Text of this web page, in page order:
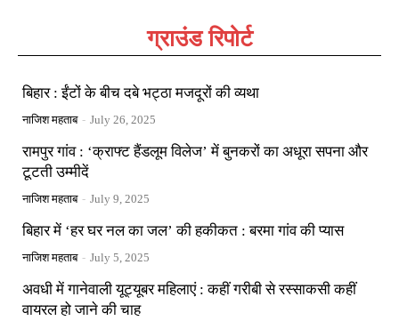
ग्राउंड रिपोर्ट
बिहार : ईंटों के बीच दबे भट्ठा मजदूरों की व्यथा
नाजिश महताब - July 26, 2025
रामपुर गांव : ‘क्राफ्ट हैंडलूम विलेज’ में बुनकरों का अधूरा सपना और
टूटती उम्मीदें
नाजिश महताब - July 9, 2025
बिहार में ‘हर घर नल का जल’ की हकीकत : बरमा गांव की प्यास
नाजिश महताब - July 5, 2025
अवधी में गानेवाली यूट्यूबर महिलाएं : कहीं गरीबी से रस्साकसी कहीं
वायरल हो जाने की चाह